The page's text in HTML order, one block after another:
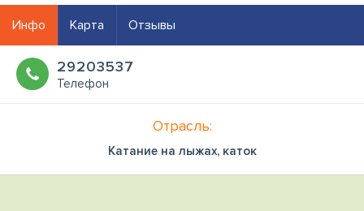
Инфо Карта Отзывы
29203537
Телефон
Отрасль:
Катание на лыжах, каток